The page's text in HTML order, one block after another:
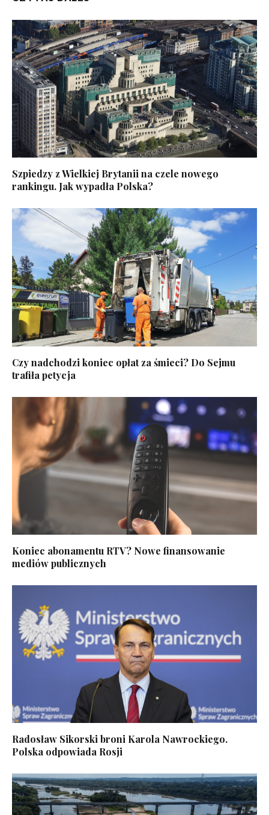
Szpiedzy z Wielkiej Brytanii na czele nowego
rankingu. Jak wypadła Polska?
Czy nadchodzi koniec opłat za śmieci? Do Sejmu
trafiła petycja
Koniec abonamentu RTV? Nowe finansowanie
mediów publicznych
Radosław Sikorski broni Karola Nawrockiego.
Polska odpowiada Rosji